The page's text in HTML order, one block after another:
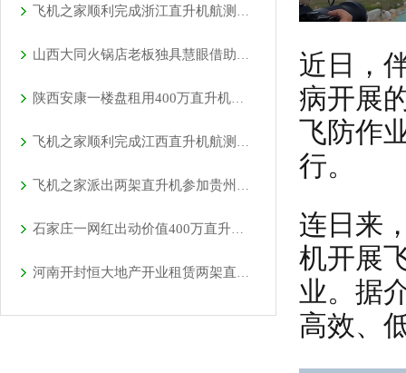
飞机之家顺利完成浙江直升机航测作业
山西大同火锅店老板独具慧眼借助直升机宣传
陕西安康一楼盘租用400万直升机空中看房
飞机之家顺利完成江西直升机航测作业
飞机之家派出两架直升机参加贵州贵阳航展
石家庄一网红出动价值400万直升机助力直播卖货
河南开封恒大地产开业租赁两架直升机空中看房
近日，
病开展
飞防作
行。
连日来
机开展
业。据
高效、